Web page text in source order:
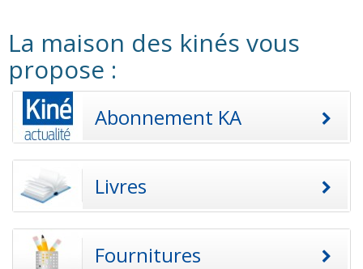
La maison des kinés vous
propose :
Abonnement KA
Livres
Fournitures